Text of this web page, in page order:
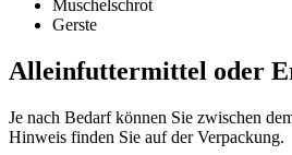
Muschelschrot
Gerste
Alleinfuttermittel oder
Je nach Bedarf können Sie zwischen
Hinweis finden Sie auf der Verpackung.